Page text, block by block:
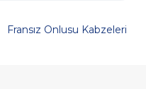
Fransız Onlusu Kabzeleri